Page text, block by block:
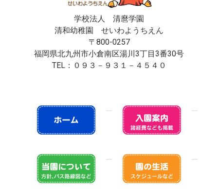
学校法人 清麿学園
清和幼稚園 せいわようちえん
〒800-0257
福岡県北九州市小倉南区湯川3丁目3番30号
TEL：０９３－９３１－４５４０